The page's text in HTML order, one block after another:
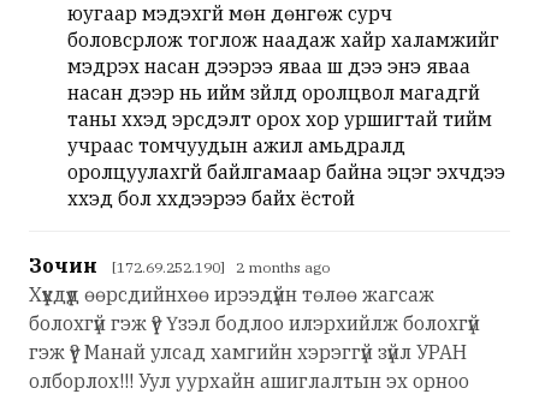
юугаар мэдэхгүй мөн дөнгөж сурч
боловсрлож тоглож наадаж хайр халамжийг
мэдрэх насан дээрээ яваа шүү дээ энэ яваа
насан дээр нь ийм зүйлд оролцвол магадгүй
таны хүүхэд эрсдэлт орох хор уршигтай тийм
учраас томчуудын ажил амьдралд
оролцуулахгүй байлгамаар байна эцэг эхчүүдээ
хүүхэд бол хүүхдээрээ байх ёстой
Зочин [172.69.252.190] 2 months ago
Хүүхдүүд өөрсдийнхөө ирээдүйн төлөө жагсаж
болохгүй гэж үү? Үзэл бодлоо илэрхийлж болохгүй
гэж үү? Манай улсад хамгийн хэрэггүй зүйл УРАН
олборлох!!! Уул уурхайн ашиглалтын эх орноо